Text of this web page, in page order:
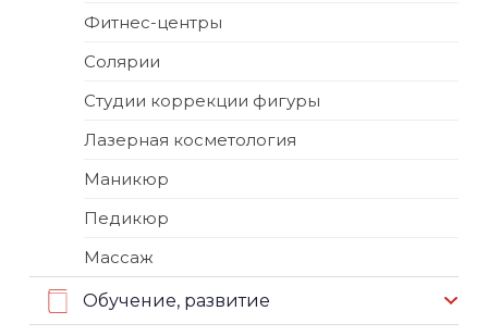
Фитнес-центры
Солярии
Студии коррекции фигуры
Лазерная косметология
Маникюр
Педикюр
Массаж
Обучение, развитие